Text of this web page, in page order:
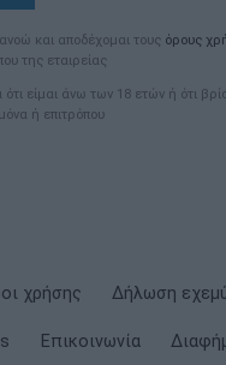
και αποδέχομαι τους όρους
της εταιρείας
είμαι άνω των 18 ετών ή ότι
ή επιτρόπου
χρήσης Δήλωση
Επικοινωνία